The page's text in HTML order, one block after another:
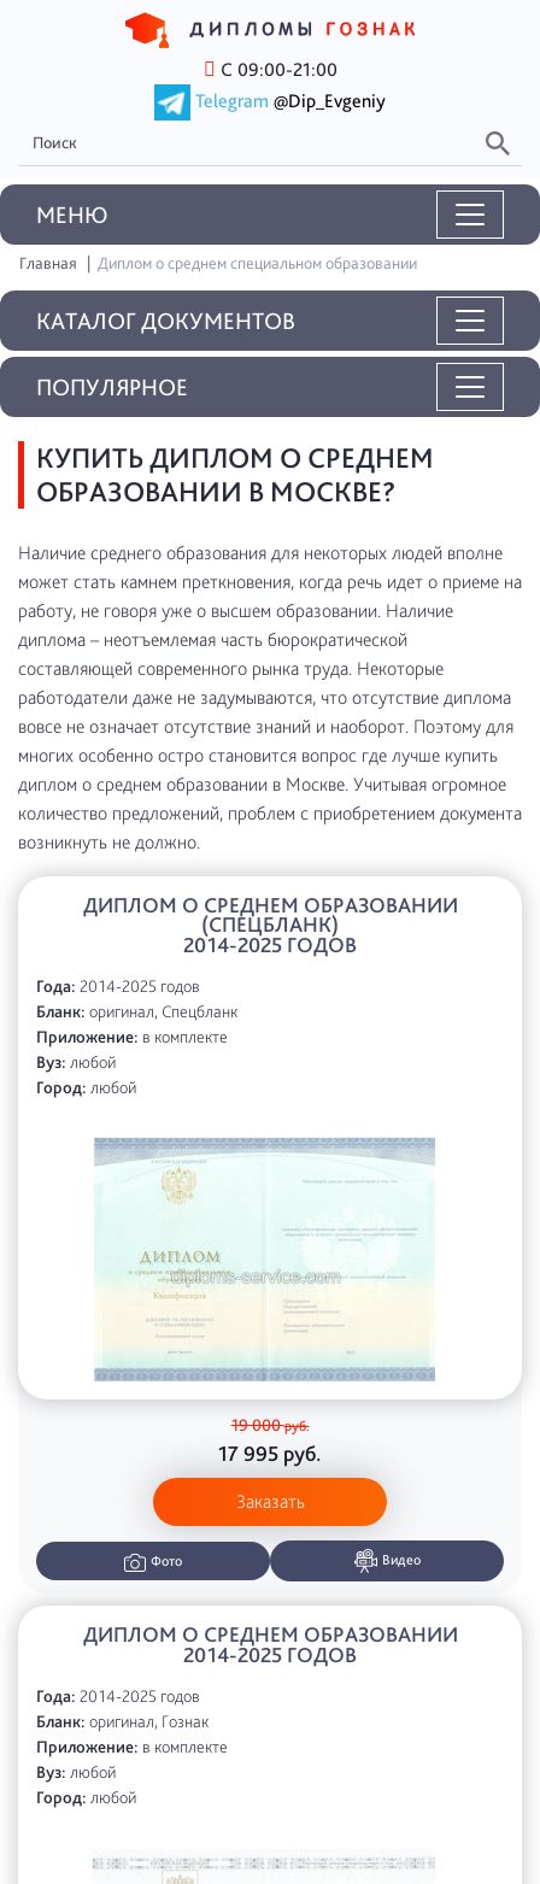
С 09:00-21:00
Telegram @Dip_Evgeniy
MEНЮ
Главная Диплом о среднем специальном образовании
КАТАЛОГ ДОКУМЕНТОВ
КУПИТЬ ДИПЛОМ О СРЕДНЕМ
ОБРАЗОВАНИИ В МОСКВЕ?
Наличие среднего образования для некоторых людей вполне
может стать камнем преткновения, когда речь идет о приеме на
работу, не говоря уже о высшем образовании. Наличие
диплома – неотъемлемая часть бюрократической
составляющей современного рынка труда. Некоторые
работодатели даже не задумываются, что отсутствие диплома
вовсе не означает отсутствие знаний и наоборот. Поэтому для
многих особенно остро становится вопрос где лучше купить
диплом о среднем образовании в Москве. Учитывая огромное
количество предложений, проблем с приобретением документа
возникнуть не должно.
ДИПЛОМ О СРЕДНЕМ ОБРАЗОВАНИИ
(СПЕЦБЛАНК)
2014-2025 ГОДОВ
Года: 2014-2025 годов
Бланк: оригинал, Спецбланк
Приложение: в комплекте
Вуз: любой
Город: любой
19 000руб.
17 995 руб.
Заказать
Фото Видео
ДИПЛОМ О СРЕДНЕМ ОБРАЗОВАНИИ
2014-2025 ГОДОВ
Года: 2014-2025 годов
Бланк: оригинал, Гознак
Приложение: в комплекте
Вуз: любой
Город: любой
ПОПУЛЯРНОЕ